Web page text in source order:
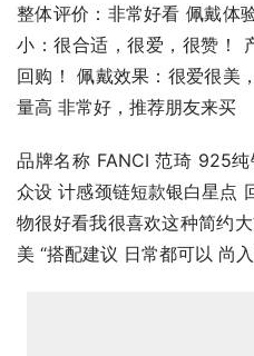
整体评价：非常好看 佩戴体
小：很合适，很爱，很赞！
回购！ 佩戴效果：很爱很美
量高 非常好，推荐朋友来买
品牌名称 FANCI 范琦 925
众设 计感颈链短款银白星点
物很好看我很喜欢这种简约
美 “搭配建议 日常都可以 尚